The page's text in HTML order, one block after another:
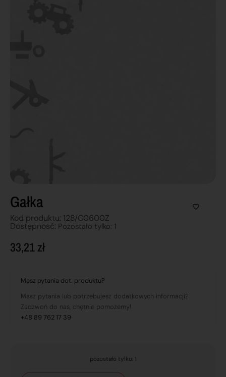
Gałka
Kod produktu: 128/C0600Z
Dostępnosć: Pozostało tylko: 1
33,21zł
Masz pytania dot. produktu?
Masz pytania lub potrzebujesz dodatkowych informacji?
Zadzwoń do nas, chętnie pomożemy!
+48 89 762 17 39
pozostało tylko: 1